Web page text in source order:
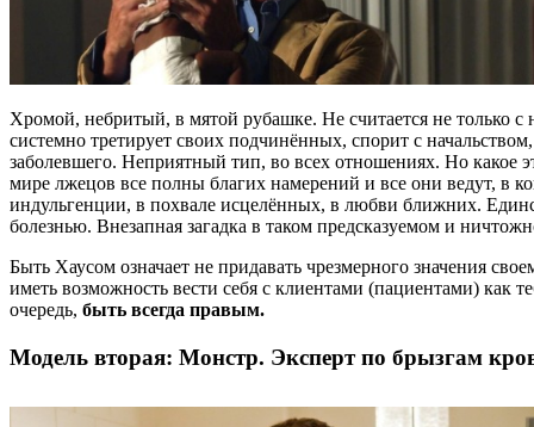
Хромой, небритый, в мятой рубашке. Не считается не только
системно третирует своих подчинённых, спорит с
заболевшего. Неприятный тип, во всех отношениях. Но какое
мире лжецов все полны благих намерений и все они ведут, в
индульгенции, в похвале исцелённых, в любви ближних.
болезнью. Внезапная загадка в таком предсказуемом и
Быть Хаусом означает не придавать чрезмерного значения
иметь возможность вести себя с клиентами (пациентами) как
очередь, быть всегда правым.
Модель вторая: Монстр. Эксперт по брызгам